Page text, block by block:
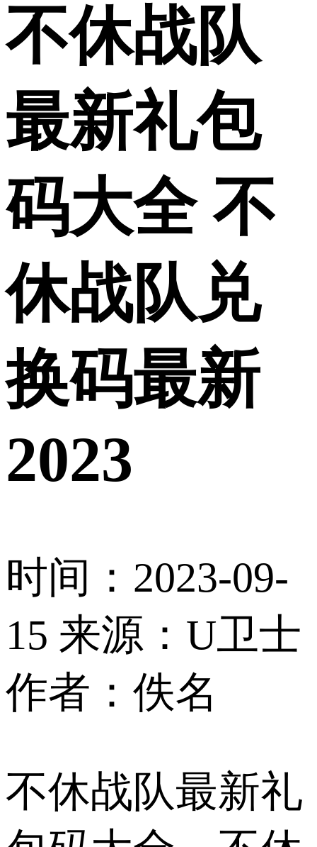
不休战队
最新礼包
码大全 不
休战队兑
换码最新
2023
时间：2023-09-
15 来源：U卫士
作者：佚名
不休战队最新礼